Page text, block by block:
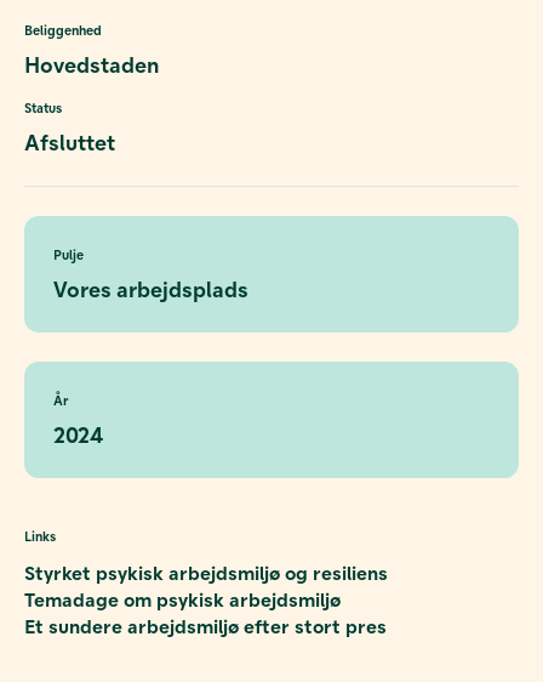
Beliggenhed
Hovedstaden
Status
Afsluttet
Pulje
Vores arbejdsplads
År
2024
Links
Styrket psykisk arbejdsmiljø og resiliens
Temadage om psykisk arbejdsmiljø
Et sundere arbejdsmiljø efter stort pres